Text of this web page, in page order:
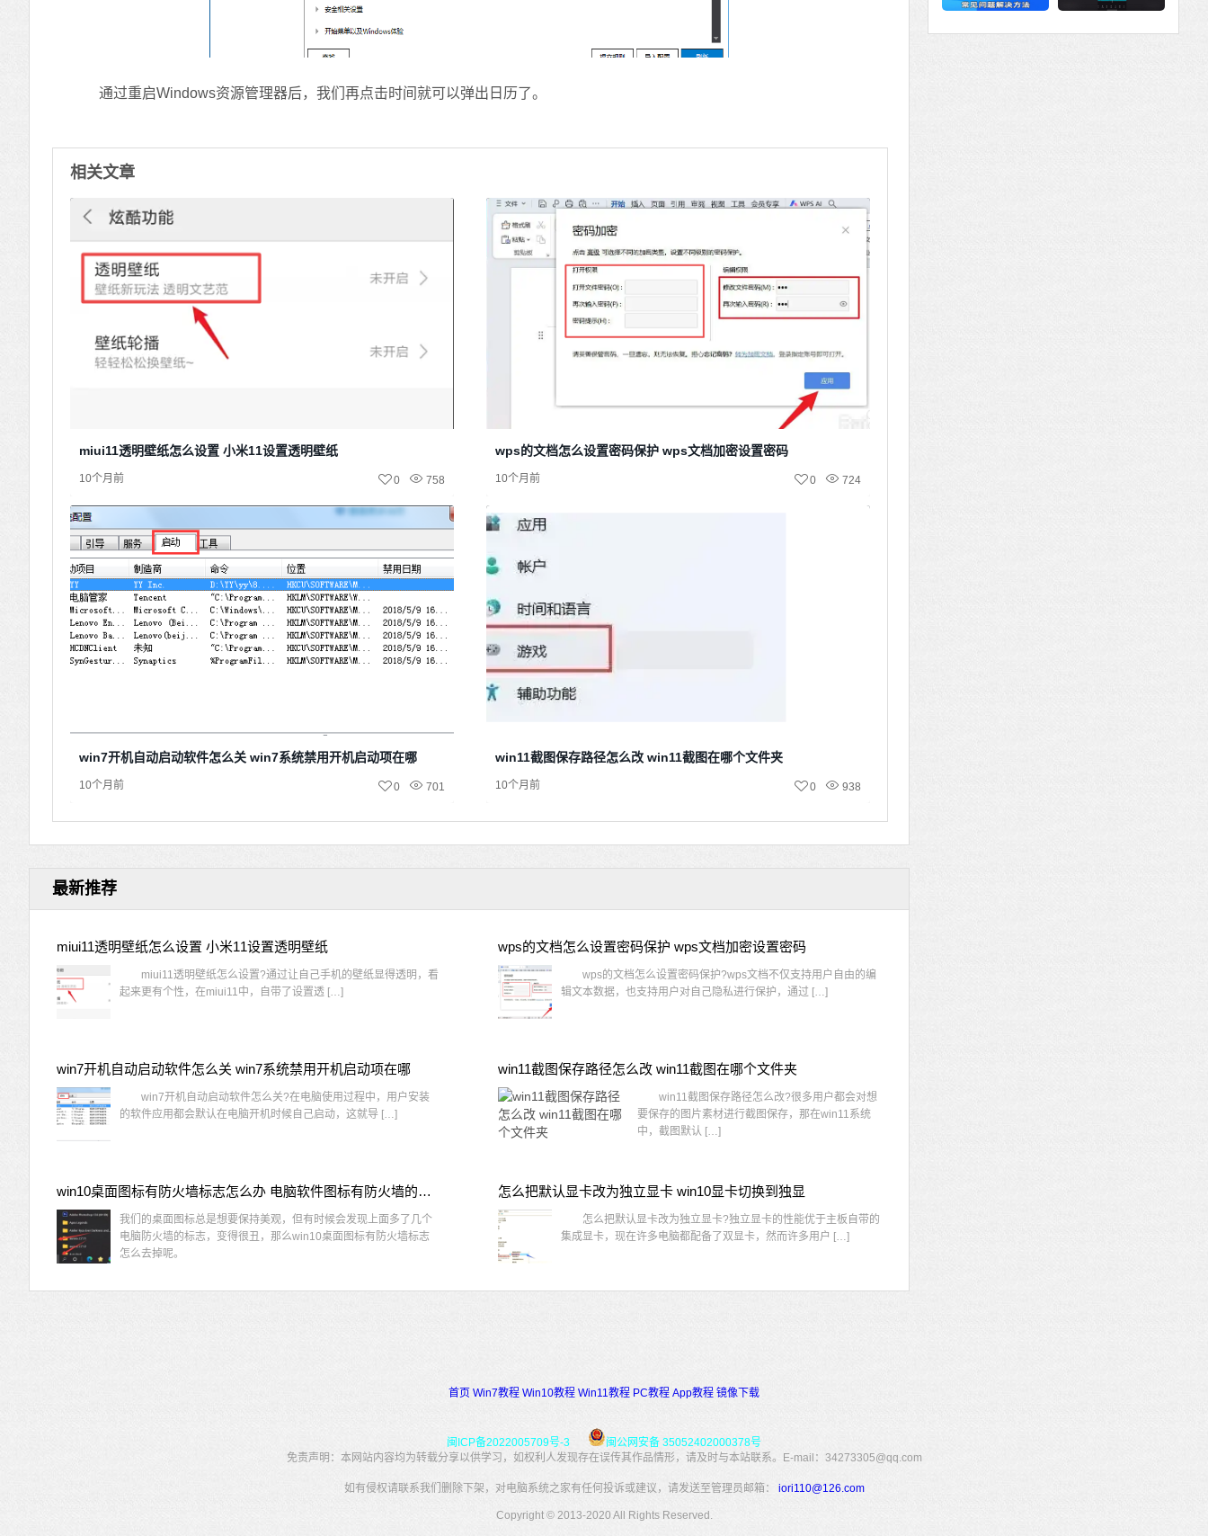
通过重启Windows资源管理器后，我们再点击时间就可以弹出日历了。
相关文章
miui11透明壁纸怎么设置 小米11设置透明壁纸
10个月前 758
0
wps的文档怎么设置密码保护 wps文档加密设置密码
10个月前 724
0
win7开机自动启动软件怎么关 win7系统禁用开机启动项在哪
10个月前 701
0
win11截图保存路径怎么改 win11截图在哪个文件夹
10个月前 938
0
最新推荐
miui11透明壁纸怎么设置 小米11设置透明壁纸
miui11透明壁纸怎么设置?通过让自己手机的壁纸显得透明，看
起来更有个性，在miui11中，自带了设置透 […]
wps的文档怎么设置密码保护 wps文档加密设置密码
wps的文档怎么设置密码保护?wps文档不仅支持用户自由的编
辑文本数据，也支持用户对自己隐私进行保护，通过 […]
win7开机自动启动软件怎么关 win7系统禁用开机启动项在哪
win7开机自动启动软件怎么关?在电脑使用过程中，用户安装
的软件应用都会默认在电脑开机时候自己启动，这就导 […]
win11截图保存路径怎么改 win11截图在哪个文件夹
win11截图保存路径怎么改?很多用户都会对想
要保存的图片素材进行截图保存，那在win11系统
中，截图默认 […]
win10桌面图标有防火墙标志怎么办 电脑软件图标有防火墙的小图标怎么去掉
我们的桌面图标总是想要保持美观，但有时候会发现上面多了几个
电脑防火墙的标志，变得很丑，那么win10桌面图标有防火墙标志
怎么去掉呢。
怎么把默认显卡改为独立显卡 win10显卡切换到独显
怎么把默认显卡改为独立显卡?独立显卡的性能优于主板自带的
集成显卡，现在许多电脑都配备了双显卡，然而许多用户 […]
首页 Win7教程 Win10教程 Win11教程 PC教程 App教程 镜像下载
闽ICP备2022005709号-3
闽公网安备 35052402000378号
免责声明：本网站内容均为转载分享以供学习，如权利人发现存在误传其作品情形，请及时与本站联系。E-mail：34273305@qq.com
如有侵权请联系我们删除下架，对电脑系统之家有任何投诉或建议，请发送至管理员邮箱： iori110@126.com
Copyright © 2013-2020 All Rights Reserved.